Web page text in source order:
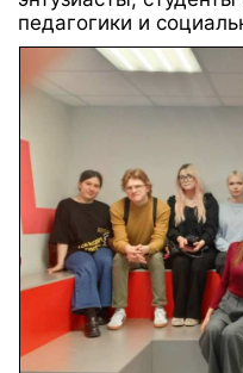
педагогики и